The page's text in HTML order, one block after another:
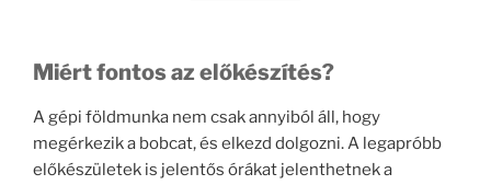
Miért fontos az előkészítés?
A gépi földmunka nem csak annyiból áll, hogy
megérkezik a bobcat, és elkezd dolgozni. A legapróbb
előkészületek is jelentős órákat jelenthetnek a